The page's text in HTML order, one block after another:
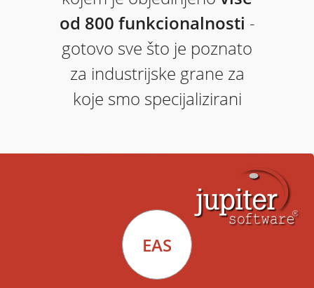
od 800 funkcionalnosti -
gotovo sve što je poznato
za industrijske grane za
koje smo specijalizirani
EAS